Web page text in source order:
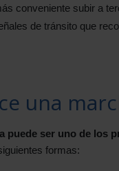
conveniente subir a
de tránsito que
una
puede ser uno de los
formas: